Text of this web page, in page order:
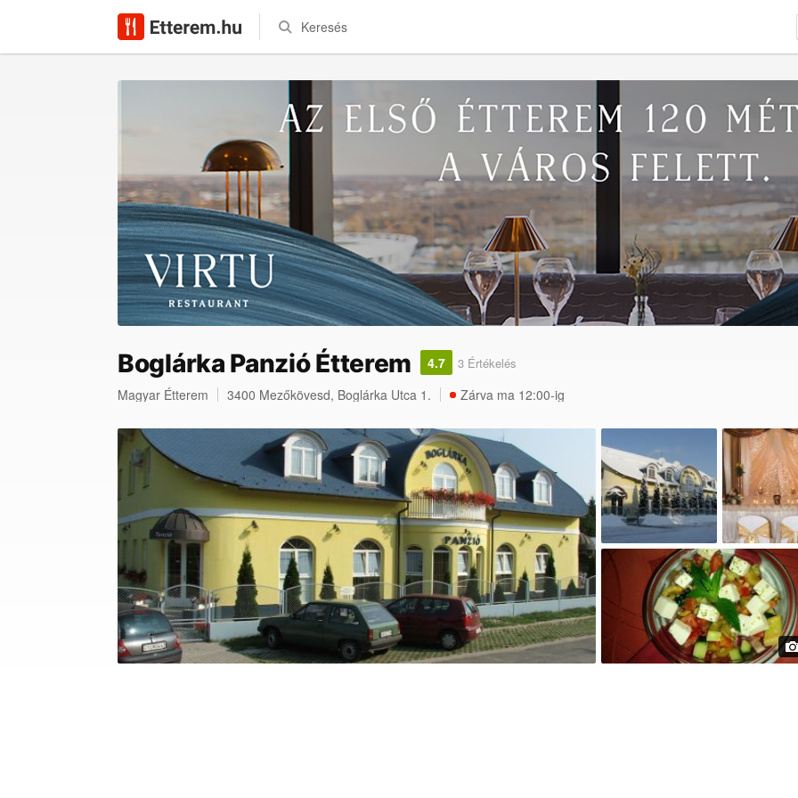
Keresés
Boglárka Panzió Étterem 4.7 3 Értékelés
Magyar Étterem 3400 Mezőkövesd, Boglárka Utca 1. Zárva ma 12:00-ig